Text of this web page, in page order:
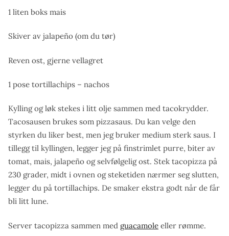
1 liten boks mais
Skiver av jalapeño (om du tør)
Reven ost, gjerne vellagret
1 pose tortillachips – nachos
Kylling og løk stekes i litt olje sammen med tacokrydder.
Tacosausen brukes som pizzasaus. Du kan velge den
styrken du liker best, men jeg bruker medium sterk saus. I
tillegg til kyllingen, legger jeg på finstrimlet purre, biter av
tomat, mais, jalapeño og selvfølgelig ost. Stek tacopizza på
230 grader, midt i ovnen og steketiden nærmer seg slutten,
legger du på tortillachips. De smaker ekstra godt når de får
bli litt lune.
Server tacopizza sammen med guacamole eller rømme.